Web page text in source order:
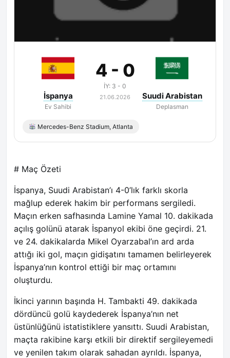
İspanya
Ev Sahibi
4 - 0
İY: 3 - 0
21.06.2026 Suudi Arabistan
Deplasman
Mercedes-Benz Stadium, Atlanta
# Maç Özeti
İspanya, Suudi Arabistan’ı 4-0’lık farklı skorla
mağlup ederek hakim bir performans sergiledi.
Maçın erken safhasında Lamine Yamal 10. dakikada
açılış golünü atarak İspanyol ekibi öne geçirdi. 21.
ve 24. dakikalarda Mikel Oyarzabal’ın ard arda
attığı iki gol, maçın gidişatını tamamen belirleyerek
İspanya’nın kontrol ettiği bir maç ortamını
oluşturdu.
İkinci yarının başında H. Tambakti 49. dakikada
dördüncü golü kaydederek İspanya’nın net
üstünlüğünü istatistiklere yansıttı. Suudi Arabistan,
maçta rakibine karşı etkili bir direktif sergileyemedi
ve yenilen takım olarak sahadan ayrıldı. İspanya,